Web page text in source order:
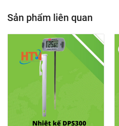
Sản phẩm liên quan